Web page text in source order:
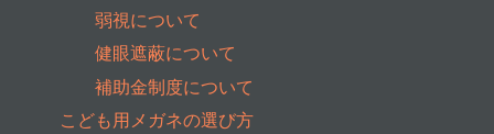
弱視について
健眼遮蔽について
補助金制度について
こども用メガネの選び方